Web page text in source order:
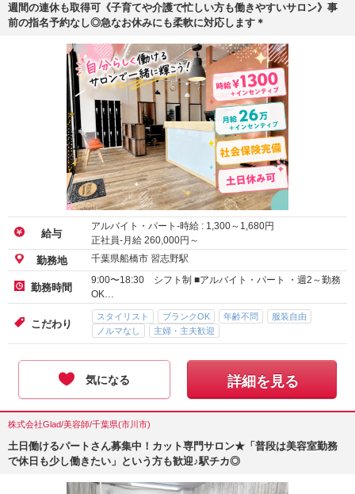
週間の連休も取得可《子育てや介護で忙しい方も働きやすいサロン》事
前の指名予約なし◎急なお休みにも柔軟に対応します＊
給与
アルバイト・パート-時給 : 1,300～ 1,680円
正社員-月給 260,000円～
勤務地 千葉県船橋市 習志野駅
勤務時間
9:00〜18:30 シフト制 ■アルバイト・パート ・週2～勤務
OK…
こだわり
スタイリスト ブランクOK 年齢不問
服装自由
ノルマなし
主婦・主夫歓迎
気になる 詳細を見る
株式会社Glad/美容師/千葉県(市川市)
土日働けるパートさん募集中！カット専門サロン★「普段は美容室勤務
で休日も少し働きたい」という方も歓迎♪駅チカ◎